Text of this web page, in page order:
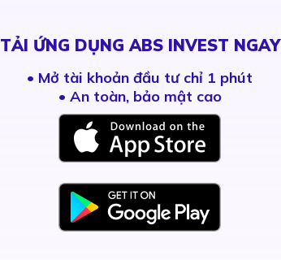
TẢI ỨNG DỤNG ABS INVEST NGAY
• Mở tài khoản đầu tư chỉ 1 phút
• An toàn, bảo mật cao